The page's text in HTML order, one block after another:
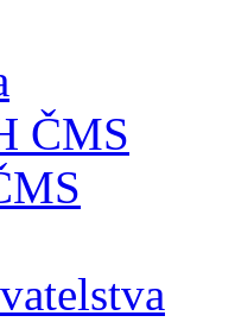
ČMS